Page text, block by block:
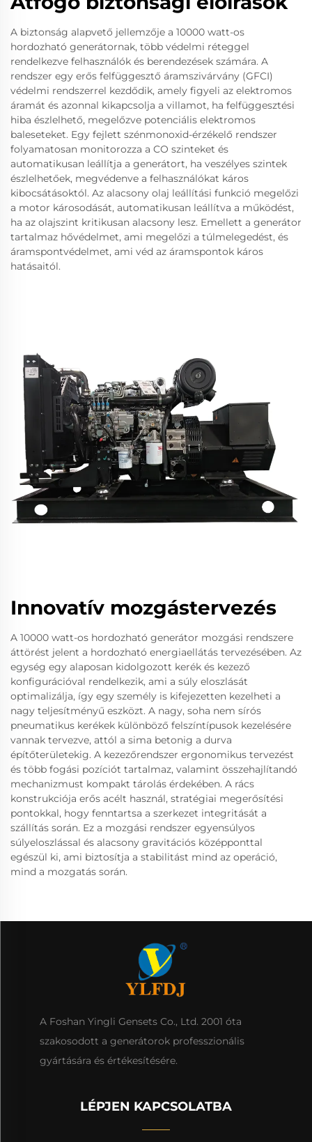
A biztonság alapvető jellemzője a 10000 watt-os
hordozható generátornak, több védelmi réteggel
rendelkezve felhasználók és berendezések számára. A
rendszer egy erős felfüggesztő áramszivárvány (GFCI)
védelmi rendszerrel kezdődik, amely figyeli az elektromos
áramát és azonnal kikapcsolja a villamot, ha felfüggesztési
hiba észlelhető, megelőzve potenciális elektromos
baleseteket. Egy fejlett szénmonoxid-érzékelő rendszer
folyamatosan monitorozza a CO szinteket és
automatikusan leállítja a generátort, ha veszélyes szintek
észlelhetőek, megvédenve a felhasználókat káros
kibocsátásoktól. Az alacsony olaj leállítási funkció megelőzi
a motor károsodását, automatikusan leállítva a működést,
ha az olajszint kritikusan alacsony lesz. Emellett a generátor
tartalmaz hővédelmet, ami megelőzi a túlmelegedést, és
áramspontvédelmet, ami véd az áramspontok káros
hatásaitól.
Innovatív mozgástervezés
A 10000 watt-os hordozható generátor mozgási rendszere
áttörést jelent a hordozható energiaellátás tervezésében. Az
egység egy alaposan kidolgozott kerék és kezező
konfigurációval rendelkezik, ami a súly eloszlását
optimalizálja, így egy személy is kifejezetten kezelheti a
nagy teljesítményű eszközt. A nagy, soha nem sírós
pneumatikus kerékek különböző felszíntípusok kezelésére
vannak tervezve, attól a sima betonig a durva
építőterületekig. A kezezőrendszer ergonomikus tervezést
és több fogási pozíciót tartalmaz, valamint összehajlítandó
mechanizmust kompakt tárolás érdekében. A rács
konstrukciója erős acélt használ, stratégiai megerősítési
pontokkal, hogy fenntartsa a szerkezet integritását a
szállítás során. Ez a mozgási rendszer egyensúlyos
súlyeloszlással és alacsony gravitációs középponttal
egészül ki, ami biztosítja a stabilitást mind az operáció,
mind a mozgatás során.
A Foshan Yingli Gensets Co., Ltd. 2001 óta
szakosodott a generátorok professzionális
gyártására és értékesítésére.
LÉPJEN KAPCSOLATBA